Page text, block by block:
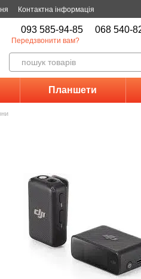
Контактна інформація
093 585-94-85 068 540-
Передзвонити вам?
Планшети